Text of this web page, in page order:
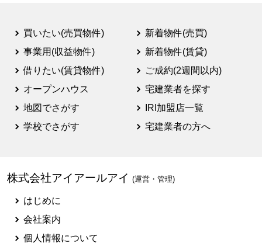
買いたい(売買物件)
事業用(収益物件)
借りたい(賃貸物件)
オープンハウス
地図でさがす
学校でさがす
新着物件(売買)
新着物件(賃貸)
ご成約(2週間以内)
宅建業者を探す
IRI加盟店一覧
宅建業者の方へ
株式会社アイアールアイ (運営・管理)
はじめに
会社案内
個人情報について